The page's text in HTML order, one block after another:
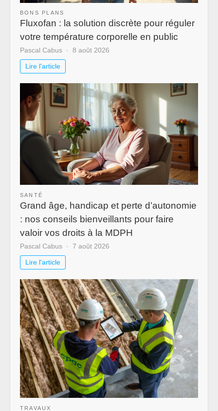
BONS PLANS
Fluxofan : la solution discrète pour réguler
votre température corporelle en public
Pascal Cabus 8 août 2026
Lire l'article
SANTÉ
Grand âge, handicap et perte d’autonomie
: nos conseils bienveillants pour faire
valoir vos droits à la MDPH
Pascal Cabus 7 août 2026
Lire l'article
TRAVAUX